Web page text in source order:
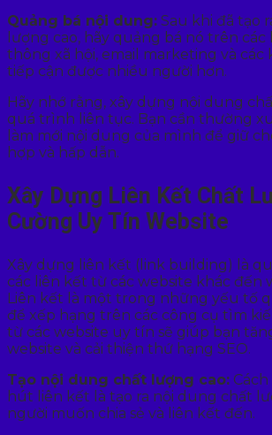
Quảng bá nội dung: Sau khi đã tạo
lượng cao, hãy quảng bá nó trên
thông xã hội, email marketing và các
tiếp cận được nhiều người hơn.
Hãy nhớ rằng, xây dựng nội dung
quá trình liên tục. Bạn cần thường
làm mới nội dung của mình để giữ
hợp và hấp dẫn.
Xây Dựng Liên Kết Chất
Cường Uy Tín Website
Xây dựng liên kết (link building) là
các liên kết từ các website khác đến
Liên kết là một trong những yếu tố
để xếp hạng trên các công cụ tìm
từ các website uy tín sẽ giúp bạn
website và cải thiện thứ hạng SEO.
Tạo nội dung chất lượng cao:
hút liên kết là tạo ra nội dung chất
người muốn chia sẻ và liên kết đến.